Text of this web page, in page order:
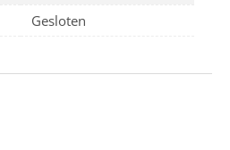
Gesloten